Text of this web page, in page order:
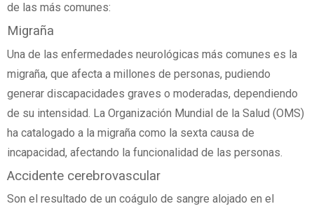
de las más comunes:
Migraña
Una de las enfermedades neurológicas más comunes es la
migraña, que afecta a millones de personas, pudiendo
generar discapacidades graves o moderadas, dependiendo
de su intensidad. La Organización Mundial de la Salud (OMS)
ha catalogado a la migraña como la sexta causa de
incapacidad, afectando la funcionalidad de las personas.
Accidente cerebrovascular
Son el resultado de un coágulo de sangre alojado en el